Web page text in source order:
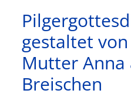
gestaltet
Mutter Anna
Breischen